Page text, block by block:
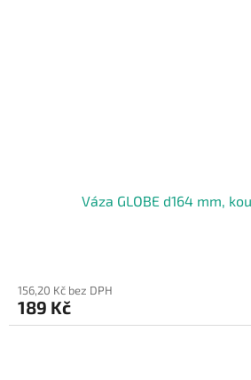
Váza GLOBE d164 mm,
156,20 Kč bez DPH
189 Kč